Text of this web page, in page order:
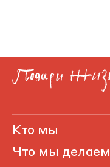
Кто мы
Что мы делаем